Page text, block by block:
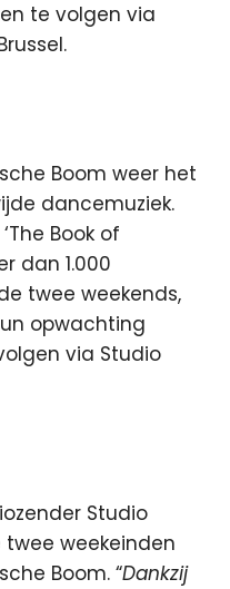
te volgen via
Boom weer het
dancemuziek.
Book of
dan 1.000
twee weekends,
opwachting
via Studio
Studio
twee weekeinden
Boom. “Dankzij